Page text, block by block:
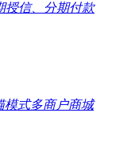
授信、分期付款
模式多商户商城